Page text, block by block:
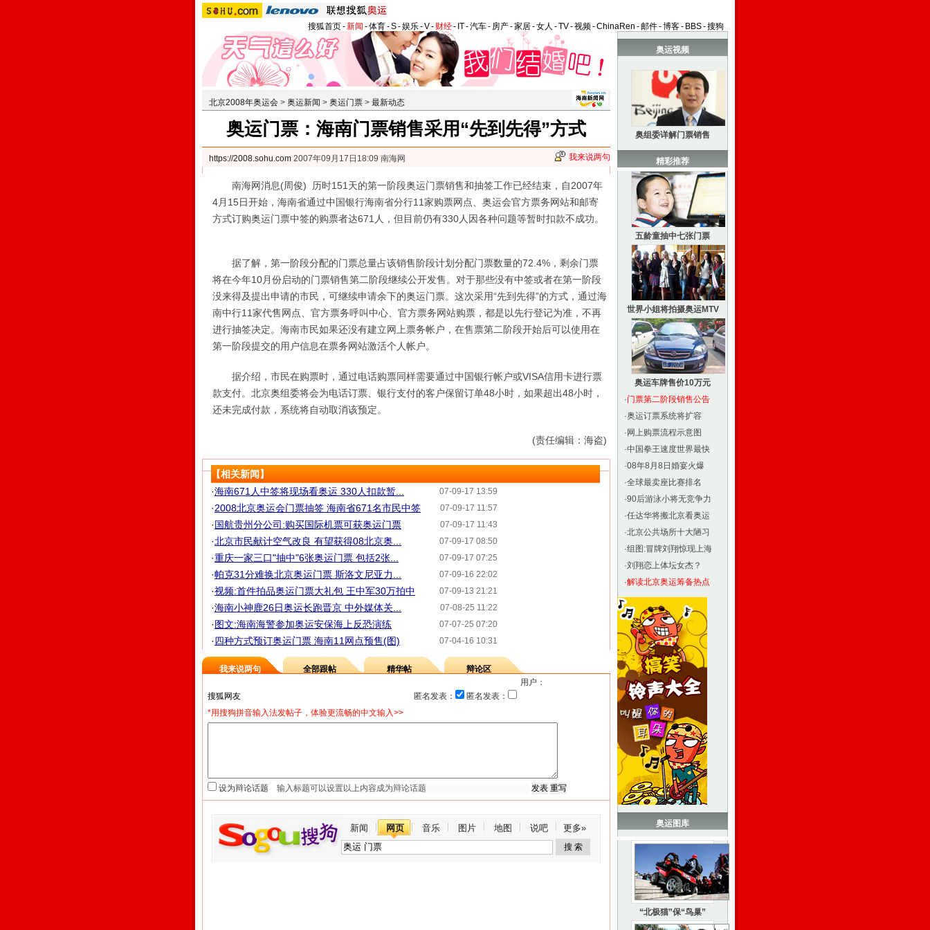
搜狐首页-新闻 -体育-S-娱乐-V- 财经- IT-汽车- 房产-家居-女人 -TV-视频-ChinaRen -邮件-博客- BBS-搜狗
北京2008年奥运会 > 奥运新闻 > 奥运门票 > 最新动态
奥运门票：海南门票销售采用“先到先得”方式
https://2008.sohu.com 2007年09月17日18:09 南海网 我来说两句
南海网消息(周俊) 历时151天的第一阶段奥运门票销售和抽签工作已经结束，自2007年
4月15日开始，海南省通过中国银行海南省分行11家购票网点、奥运会官方票务网站和邮寄
方式订购奥运门票中签的购票者达671人，但目前仍有330人因各种问题等暂时扣款不成功。
据了解，第一阶段分配的门票总量占该销售阶段计划分配门票数量的72.4%，剩余门票
将在今年10月份启动的门票销售第二阶段继续公开发售。对于那些没有中签或者在第一阶段
没来得及提出申请的市民，可继续申请余下的奥运门票。这次采用“先到先得”的方式，通过海
南中行11家代售网点、官方票务呼叫中心、官方票务网站购票，都是以先行登记为准，不再
进行抽签决定。海南市民如果还没有建立网上票务帐户，在售票第二阶段开始后可以使用在
第一阶段提交的用户信息在票务网站激活个人帐户。
据介绍，市民在购票时，通过电话购票同样需要通过中国银行帐户或VISA信用卡进行票
款支付。北京奥组委将会为电话订票、银行支付的客户保留订单48小时，如果超出48小时，
还未完成付款，系统将自动取消该预定。
(责任编辑：海盗)
【相关新闻】
07-09-17 13:59
·海南671人中签将现场看奥运 330人扣款暂...
07-09-17 11:57
·2008北京奥运会门票抽签 海南省671名市民中签
07-09-17 11:43
·国航贵州分公司:购买国际机票可获奥运门票
07-09-17 08:50
·北京市民献计空气改良 有望获得08北京奥...
07-09-17 07:25
·重庆一家三口"抽中"6张奥运门票 包括2张...
07-09-16 22:02
·帕克31分难换北京奥运门票 斯洛文尼亚力...
07-09-13 21:21
·视频:首件拍品奥运门票大礼包 王中军30万拍中
07-08-25 11:22
·海南小神鹿26日奥运长跑晋京 中外媒体关...
07-07-25 07:20
·图文:海南海警参加奥运安保海上反恐演练
07-04-16 10:31
·四种方式预订奥运门票 海南11网点预售(图)
我来说两句 全部跟帖 精华帖
辩论区
用户：
匿名发表：
匿名发表：
*用搜狗拼音输入法发帖子，体验更流畅的中文输入>>
设为辩论话题
新闻 网页 音乐 图片 地图 说吧 更多»
奥运视频
奥组委详解门票销售
精彩推荐
五龄童抽中七张门票
世界小姐将拍摄奥运MTV
奥运车牌售价10万元
·门票第二阶段销售公告
·奥运订票系统将扩容
· 网上购票流程示意图
·中国拳王速度世界最快
·08年8月8日婚宴火爆
·全球最卖座比赛排名
·90后游泳小将无竞争力
·任达华将搬北京看奥运
·北京公共场所十大陋习
·组图:冒牌刘翔惊现上海
·刘翔恋上体坛女杰？
·解读北京奥运筹备热点
奥运图库
“北极猫”保“鸟巢”